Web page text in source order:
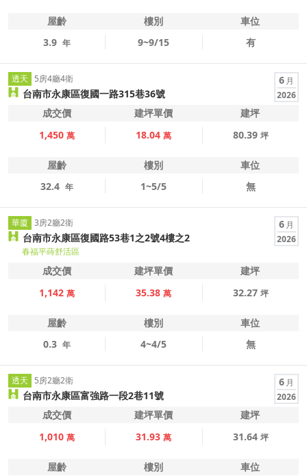
屋齡 樓別
車位
3.9 年 9~9/15 有
透天 5房4廳4衛
台南市永康區復國一路315巷36號
6 月
2026
成交價 建坪單價
建坪
1,450 萬 18.04 萬 80.39 坪
屋齡 樓別
車位
32.4 年 1~5/5 無
華廈 3房2廳2衛
台南市永康區復國路53巷1之2號4樓之2
春福平蒔舒活區
6 月
2026
成交價 建坪單價
建坪
1,142 萬 35.38 萬 32.27 坪
屋齡 樓別
車位
0.3 年 4~4/5 無
透天 5房2廳2衛
台南市永康區富強路一段2巷11號
6 月
2026
成交價 建坪單價
建坪
1,010 萬 31.93 萬 31.64 坪
屋齡 樓別
車位